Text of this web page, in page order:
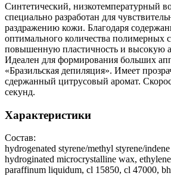
Синтетический, низкотемпературный
специально разработан для
раздражению кожи. Благодаря
оптимального количества полимерных
повышенную пластичность и высокую
Идеален для формирования больших
«Бразильская депиляция». Имеет
сдержанный цитрусовый аромат.
секунд.
Характеристики
Состав:
hydrogenated styrene/methyl styrene/
hydroginated microcrystalline wax,
paraffinum liquidum, cl 15850, cl 47000,